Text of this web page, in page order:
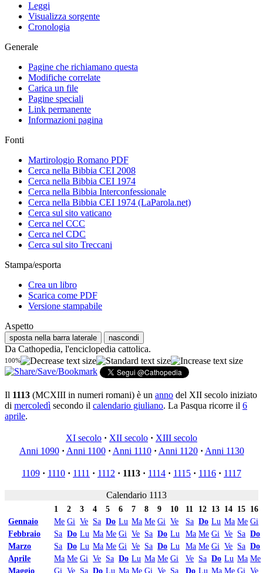
Leggi
Visualizza sorgente
Cronologia
Generale
Pagine che richiamano questa
Modifiche correlate
Carica un file
Pagine speciali
Link permanente
Informazioni pagina
Fonti
Martirologio Romano PDF
Cerca nella Bibbia CEI 2008
Cerca nella Bibbia CEI 1974
Cerca nella Bibbia Interconfessionale
Cerca nella Bibbia CEI 1974 (LaParola.net)
Cerca sul sito vaticano
Cerca nel CCC
Cerca nel CDC
Cerca sul sito Treccani
Stampa/esporta
Crea un libro
Scarica come PDF
Versione stampabile
Aspetto
sposta nella barra laterale nascondi
Da Cathopedia, l'enciclopedia cattolica.
100%
Il 1113 (MCXIII in numeri romani) è un anno del XII secolo iniziato
di mercoledì secondo il calendario giuliano. La Pasqua ricorre il 6
aprile.
XI secolo · XII secolo · XIII secolo
Anni 1090· Anni 1100· Anni 1110· Anni 1120· Anni 1130
1109 · 1110 · 1111 · 1112 · 1113 · 1114 · 1115 · 1116 · 1117
Calendario 1113
1 2 3 4 5 6 7 8 9 10 11 12 13 14 15 16
Gennaio
Me Gi Ve Sa Do Lu Ma Me Gi Ve Sa Do Lu Ma Me Gi
Febbraio
Sa Do Lu Ma Me Gi Ve Sa Do Lu Ma Me Gi Ve Sa Do
Marzo
Sa Do Lu Ma Me Gi Ve Sa Do Lu Ma Me Gi Ve Sa Do
Aprile
Ma Me Gi Ve Sa Do Lu Ma Me Gi Ve Sa Do Lu Ma Me
Maggio
Gi Ve Sa Do Lu Ma Me Gi Ve Sa Do Lu Ma Me Gi Ve